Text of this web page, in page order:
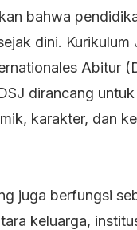
bahwa
dini. Kurikulum
Abitur
dirancang
karakter, dan
juga berfungsi
keluarga,